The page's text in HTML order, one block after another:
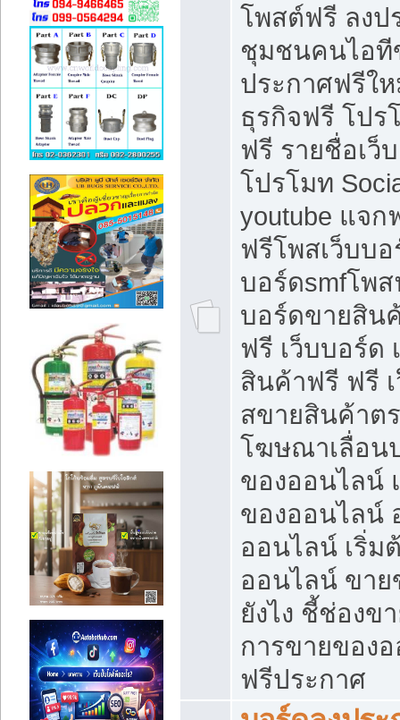
โพสต์ฟรี ลงป
ชุมชนคนไอที
ประกาศฟรีใ
ธุรกิจฟรี โป
ฟรี รายชื่อเว็
โปรโมท
youtube แจก
ฟรีโพสเว็บบอ
บอร์ดsmfโพ
บอร์ดขายสิน
ฟรี เว็บบอร์ด
สินค้าฟรี ฟรี
สขายสินค้าต
โฆษณาเลื่อน
ของออนไลน์
ของออนไลน์
ออนไลน์ เริ่ม
ออนไลน์ ขาย
ยังไง ชี้ช่องข
การขายของ
ฟรีประกาศ